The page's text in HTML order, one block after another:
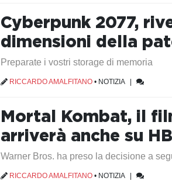
Cyberpunk 2077,
dimensioni della
Preparate i vostri storage di memoria
RICCARDO AMALFITANO• NOTIZIA|
Mortal Kombat, il
arriverà anche su
Warner Bros. ha preso la decisione a
RICCARDO AMALFITANO• NOTIZIA|